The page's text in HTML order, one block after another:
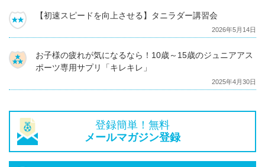
【初速スピードを向上させる】タニラダー講習会
2026年5月14日
お子様の疲れが気になるなら！10歳～15歳のジュニアアス
ポーツ専用サプリ「キレキレ」
2025年4月30日
登録簡単！無料
メールマガジン登録